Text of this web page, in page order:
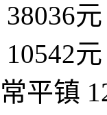
38036元
10542元
常平镇